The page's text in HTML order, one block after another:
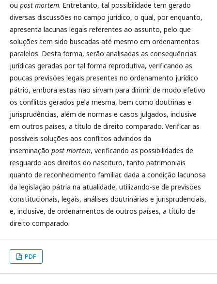
ou post mortem. Entretanto, tal possibilidade tem gerado
diversas discussões no campo jurídico, o qual, por enquanto,
apresenta lacunas legais referentes ao assunto, pelo que
soluções tem sido buscadas até mesmo em ordenamentos
paralelos. Desta forma, serão analisadas as consequências
jurídicas geradas por tal forma reprodutiva, verificando as
poucas previsões legais presentes no ordenamento jurídico
pátrio, embora estas não sirvam para dirimir de modo efetivo
os conflitos gerados pela mesma, bem como doutrinas e
jurisprudências, além de normas e casos julgados, inclusive
em outros países, a título de direito comparado. Verificar as
possíveis soluções aos conflitos advindos da
inseminação post mortem, verificando as possibilidades de
resguardo aos direitos do nascituro, tanto patrimoniais
quanto de reconhecimento familiar, dada a condição lacunosa
da legislação pátria na atualidade, utilizando-se de previsões
constitucionais, legais, análises doutrinárias e jurisprudenciais,
e, inclusive, de ordenamentos de outros países, a título de
direito comparado.
PDF